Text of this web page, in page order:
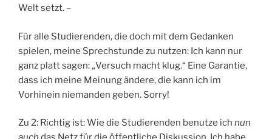
Welt setzt. –
Für alle Studierenden, die doch mit dem Gedanken
spielen, meine Sprechstunde zu nutzen: Ich kann nur
ganz platt sagen: „Versuch macht klug.“ Eine Garantie,
dass ich meine Meinung ändere, die kann ich im
Vorhinein niemanden geben. Sorry!
Zu 2: Richtig ist: Wie die Studierenden benutze ich nun